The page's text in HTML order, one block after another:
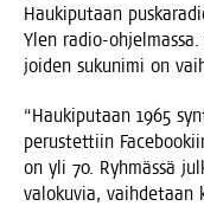
Hau­ki­pu­taan
Ylen radio-
joi­den suku­ni­mi on
“Hau­ki­pu­taan 1965
perus­tet­tiin
on yli 70. Ryh­mäs­sä
valo­ku­via, vaih­de­taan